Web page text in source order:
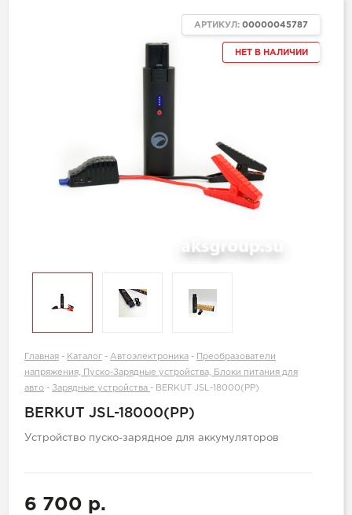
НЕТ В НАЛИЧИИ
АРТИКУЛ: 00000045787
Главная - Каталог - Автоэлектроника -
Преобразователи
напряжения, Пуско-Зарядные устройства, Блоки питания для
авто - Зарядные устройства - BERKUT JSL-18000(PP)
BERKUT JSL-18000(PP)
Устройство пуско-зарядное для аккумуляторов
6 700 р.